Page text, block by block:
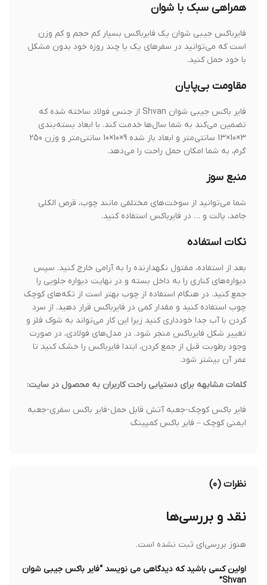
همراهی سبک با شوان
فایرباکس جیبی شوان یک فایرباکس بسیار کم حجم و کم وزن
است که می‌توانید در سفرهای یک یا چند روزه خود بدون مشکل
با خود حمل کنید.
مقاومت بی‌پایان
فایر باکس جیبی شوان Shvan از جنس فولاد ساخته شده که
تضمین می‌کند به شما سال‌ها خدمت کند. با ابعاد بسته‌بندی
3×10×13 سانتی‌متر و ابعاد باز شده 9×10×10 سانتی‌متر و وزن 250
گرم، به شما امکان حمل راحت را می‌دهد.
منبع سوز
شما می‌توانید از سوخت‌های مختلفی مانند چوب، قرص الکلی
جامد، پالت و … در فایرباکس استفاده کنید.
نکات استفاده
بعد از استفاده، مفتول نگهدارنده را به آرامی خارج کنید. سپس
دیواره‌های کناری را به داخل بسته و در نهایت دیواره جلویی را
جمع کنید. در هنگام استفاده از چوب بهتر است از تکه‌های کوچک
چوب استفاده کنید و مقدار کمی در فایرباکس قرار دهید. از سرد
کردن با آب جدا خودداری کنید زیرا این کار می‌تواند به شوک فلز و
تغییر شکل فایرباکس منجر شود. در مدل‌های فولادی، در صورت
وجود رطوبت قبل از جمع کردن، ابتدا فایرباکس را خشک کنید تا
عمر آن بیشتر شود.
کلمات مشابهه برای دستیابی راحت کاربران به محصول در سایت:
فایر باکس کوچک-جعبه آتش قابل حمل-فایر باکس سفری-جعبه
ایمنی کوچک – فایر باکس کمپینگ
نظرات (۰)
نقد و بررسی‌ها
هنوز بررسی‌ای ثبت نشده است.
اولین کسی باشید که دیدگاهی می نویسد “فایر باکس جیبی شوان
Shvan”